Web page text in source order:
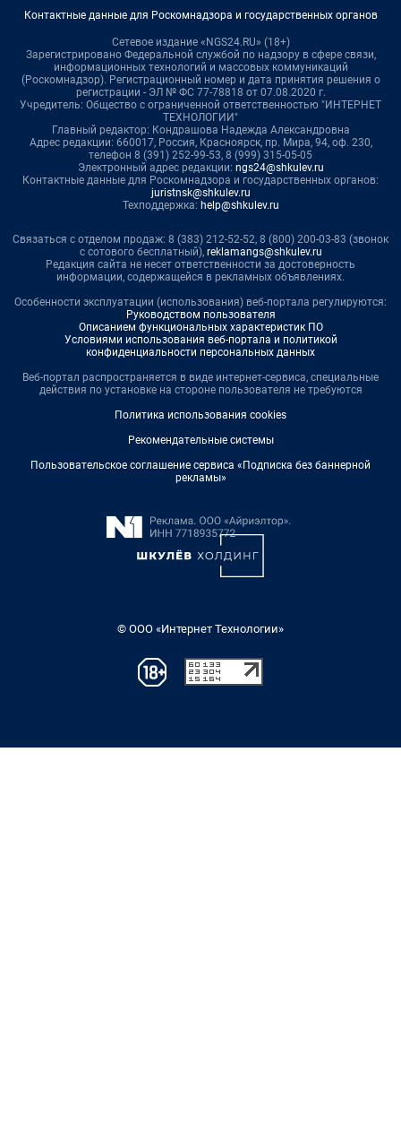
Контактные данные для Роскомнадзора и государственных органов
Сетевое издание «NGS24.RU» (18+)
Зарегистрировано Федеральной службой по надзору в сфере связи,
информационных технологий и массовых коммуникаций
(Роскомнадзор). Регистрационный номер и дата принятия решения о
регистрации - ЭЛ № ФС 77-78818 от 07.08.2020 г.
Учредитель: Общество с ограниченной ответственностью "ИНТЕРНЕТ
ТЕХНОЛОГИИ"
Главный редактор: Кондрашова Надежда Александровна
Адрес редакции: 660017, Россия, Красноярск, пр. Мира, 94, оф. 230,
телефон 8 (391) 252-99-53, 8 (999) 315-05-05
Электронный адрес редакции: ngs24@shkulev.ru
Контактные данные для Роскомнадзора и государственных органов:
juristnsk@shkulev.ru
Техподдержка: help@shkulev.ru
Связаться с отделом продаж: 8 (383) 212-52-52, 8 (800) 200-03-83 (звонок
с сотового бесплатный), reklamangs@shkulev.ru
Редакция сайта не несет ответственности за достоверность
информации, содержащейся в рекламных объявлениях.
Особенности эксплуатации (использования) веб-портала регулируются:
Руководством пользователя
Описанием функциональных характеристик ПО
Условиями использования веб-портала и политикой
конфиденциальности персональных данных
Веб-портал распространяется в виде интернет-сервиса, специальные
действия по установке на стороне пользователя не требуются
Политика использования cookies
Рекомендательные системы
Пользовательское соглашение сервиса «Подписка без баннерной
рекламы»
© ООО «Интернет Технологии»